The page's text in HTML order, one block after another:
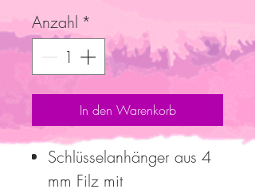
Anzahl *
In den Warenkorb
Schlüsselanhänger aus 4
mm Filz mit